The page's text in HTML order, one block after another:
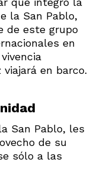
la San Pablo,
de este grupo
en
en barco.
San Pablo, les
de su
sólo a las